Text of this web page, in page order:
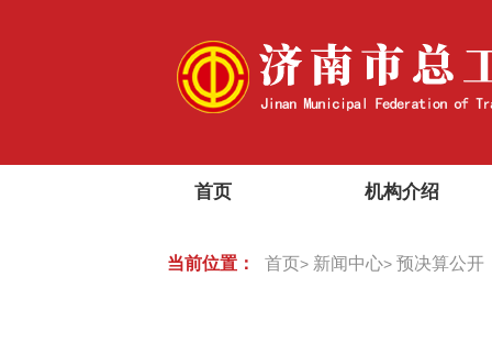
首页 机构介绍
当前位置： 首页> 新闻中心> 预决算公开